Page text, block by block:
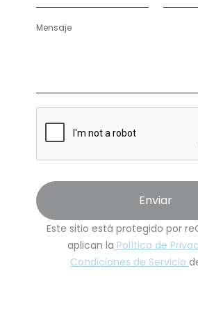
Mensaje
Enviar
Este sitio está protegido por
aplican la Política de
Condiciones de Servicio